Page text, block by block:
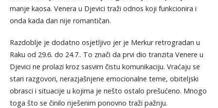
manje kaosa. Venera u Djevici traži odnos koji funkcionira i
onda kada dan nije romantičan.
Razdoblje je dodatno osjetljivo jer je Merkur retrogradan u
Raku od 29.6. do 24.7.. To znači da prvi dio tranzita Venere u
Djevici ne prolazi kroz sasvim čistu komunikaciju. Vraćaju se
stari razgovori, nerazjašnjene emocionalne teme, obiteljski
obrasci i situacije u kojima je nešto ostalo prešućeno. Mnogo
toga što se činilo riješenim ponovno traži pažnju.